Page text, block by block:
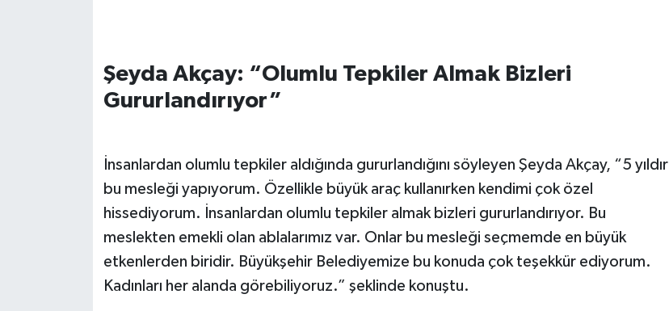
Şeyda Akçay: “Olumlu Tepkiler Almak Bizleri
Gururlandırıyor”
İnsanlardan olumlu tepkiler aldığında gururlandığını söyleyen Şeyda Akçay, “5 yıldır
bu mesleği yapıyorum. Özellikle büyük araç kullanırken kendimi çok özel
hissediyorum. İnsanlardan olumlu tepkiler almak bizleri gururlandırıyor. Bu
meslekten emekli olan ablalarımız var. Onlar bu mesleği seçmemde en büyük
etkenlerden biridir. Büyükşehir Belediyemize bu konuda çok teşekkür ediyorum.
Kadınları her alanda görebiliyoruz.” şeklinde konuştu.